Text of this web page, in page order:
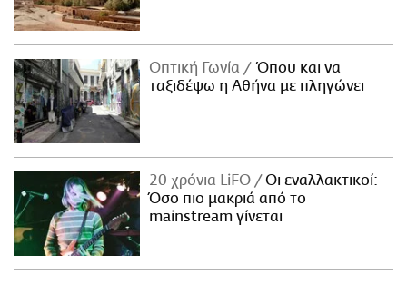
Οπτική Γωνία
Όπου και να
ταξιδέψω η Αθήνα με πληγώνει
20 χρόνια LiFO
Οι εναλλακτικοί:
Όσο πιο μακριά από το
mainstream γίνεται